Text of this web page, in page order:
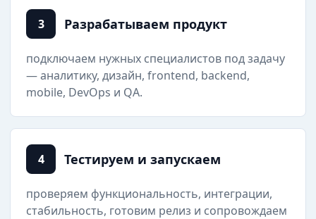
3 Разрабатываем продукт
подключаем нужных специалистов под задачу
— аналитику, дизайн, frontend, backend,
mobile, DevOps и QA.
4 Тестируем и запускаем
проверяем функциональность, интеграции,
стабильность, готовим релиз и сопровождаем